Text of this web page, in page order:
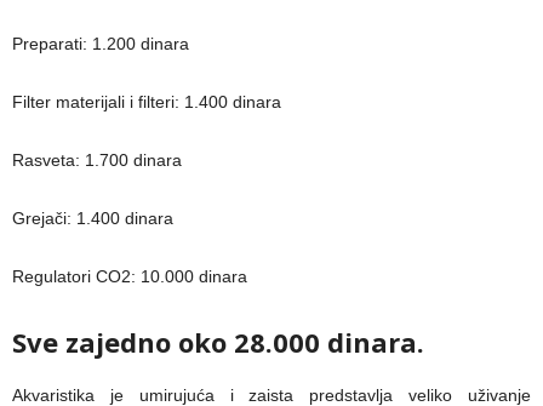
Preparati: 1.200 dinara
Filter materijali i filteri: 1.400 dinara
Rasveta: 1.700 dinara
Grejači: 1.400 dinara
Regulatori CO2: 10.000 dinara
Sve zajedno oko 28.000 dinara.
Akvaristika je umirujuća i zaista predstavlja veliko uživanje